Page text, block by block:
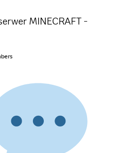
MINECRAFT -